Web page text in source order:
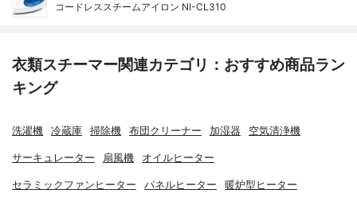
コードレススチームアイロン NI-CL310
衣類スチーマー関連カテゴリ：おすすめ商品ラン
キング
洗濯機 冷蔵庫 掃除機 布団クリーナー 加湿器 空気清浄機
サーキュレーター 扇風機 オイルヒーター
セラミックファンヒーター パネルヒーター 暖炉型ヒーター